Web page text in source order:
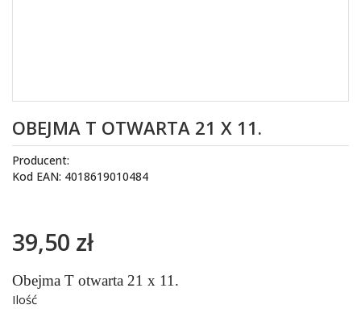
OBEJMA T OTWARTA 21 X 11.
Producent:
Kod EAN: 4018619010484
39,50 zł
Obejma T otwarta 21 x 11.
Ilość